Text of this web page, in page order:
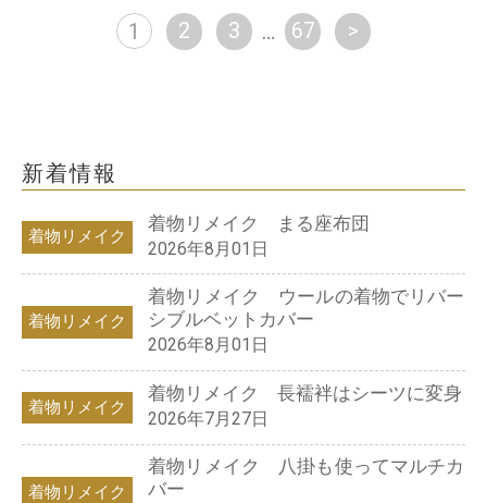
1 2 3 … 67 >
新着情報
着物リメイク
着物リメイク まる座布団
2026年8月01日
着物リメイク
着物リメイク ウールの着物でリバー
シブルベットカバー
2026年8月01日
着物リメイク
着物リメイク 長襦袢はシーツに変身
2026年7月27日
着物リメイク
着物リメイク 八掛も使ってマルチカ
バー